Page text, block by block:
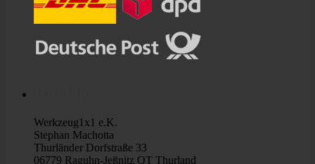
Werkzeug1x1 e.K.
Stephan Machotta
Thurländer Dorfstraße 33
06779 Raguhn-Jeßnitz OT Thurland